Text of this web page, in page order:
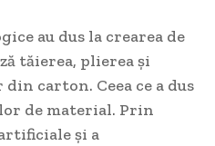
au dus la crearea de
tăierea, plierea și
carton. Ceea ce a dus
de material. Prin
și a